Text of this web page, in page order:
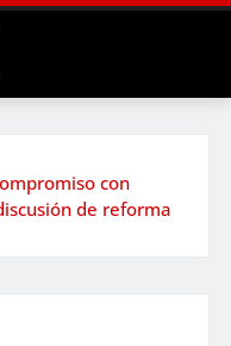
con
de reforma